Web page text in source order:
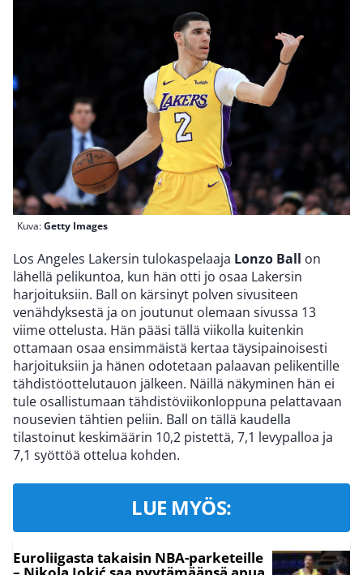
Kuva:Getty Images
Los Angeles Lakersin tulokaspelaaja Lonzo Ball on
lähellä pelikuntoa, kun hän otti jo osaa Lakersin
harjoituksiin. Ball on kärsinyt polven sivusiteen
venähdyksestä ja on joutunut olemaan sivussa 13
viime ottelusta. Hän pääsi tällä viikolla kuitenkin
ottamaan osaa ensimmäistä kertaa täysipainoisesti
harjoituksiin ja hänen odotetaan palaavan pelikentille
tähdistöottelutauon jälkeen. Näillä näkyminen hän ei
tule osallistumaan tähdistöviikonloppuna pelattavaan
nousevien tähtien peliin. Ball on tällä kaudella
tilastoinut keskimäärin 10,2 pistettä, 7,1 levypalloa ja
7,1 syöttöä ottelua kohden.
LUE MYÖS:
Euroliigasta takaisin NBA-parketeille